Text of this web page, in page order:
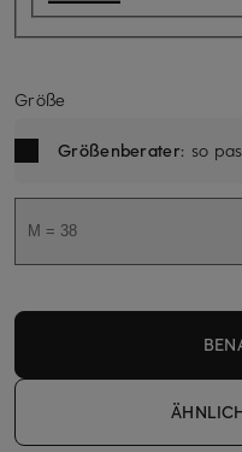
Größe
Größenberater: so
M = 38